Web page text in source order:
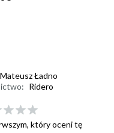
Mateusz Ładno
Ridero
który oceni tę